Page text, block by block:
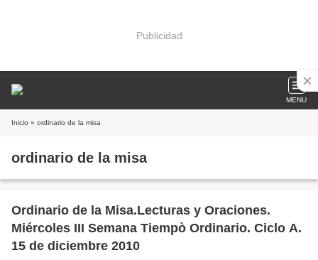
Publicidad
MENU
Inicio » ordinario de la misa
ordinario de la misa
Ordinario de la Misa.Lecturas y Oraciones.
Miércoles III Semana Tiempò Ordinario. Ciclo A.
15 de diciembre 2010